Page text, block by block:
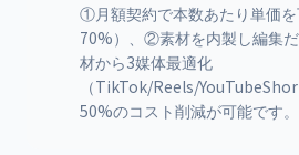
①月額契約で本数あたり単価
70%）、②素材を内製し編集
材から3媒体最適化
（TikTok/Reels/
50%のコスト削減が可能です。